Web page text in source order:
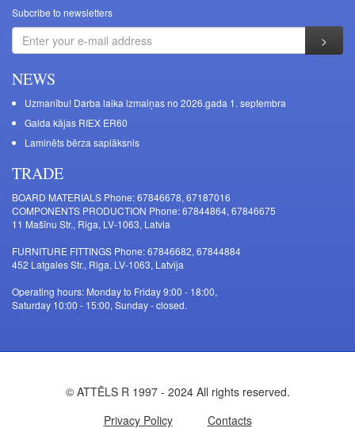
Subcribe to newsletters
NEWS
Uzmanību! Darba laika izmaiņas no 2026.gada 1. septembra
Galda kājas RIEX ER60
Laminēts bērza saplāksnis
TRADE
BOARD MATERIALS Phone: 67846678, 67187016
COMPONENTS PRODUCTION Phone: 67844864, 67846675
11 Mašīnu Str., Riga, LV-1063, Latvia
FURNITURE FITTINGS Phone: 67846682, 67844884
452 Latgales Str., Riga, LV-1063, Latvija
Operating hours: Monday to Friday 9:00 - 18:00,
Saturday 10:00 - 15:00, Sunday - closed.
© ATTĒLS R 1997 - 2024 All rights reserved.
Privacy Policy
Contacts